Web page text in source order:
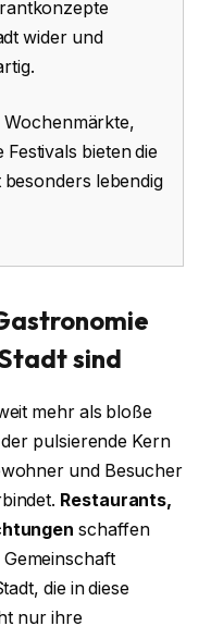
wider und
Wochenmärkte,
bieten die
besonders lebendig
sind
mehr als bloße
pulsierende Kern
und Besucher
Restaurants,
schaffen
die in diese
nur ihre